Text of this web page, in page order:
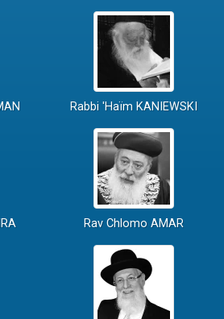
Rabbi 'Haïm KANIEWSKI
Rav Chlomo AMAR